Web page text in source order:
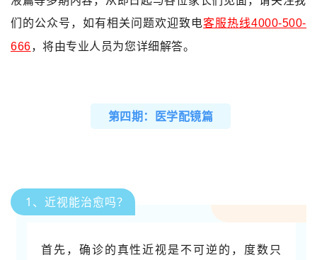
们的公众号，如有相关问题欢迎致电客服热线4000-500-
666，将由专业人员为您详细解答。
第四期：医学配镜篇
1、近视能治愈吗？
首先，确诊的真性近视是不可逆的，度数只